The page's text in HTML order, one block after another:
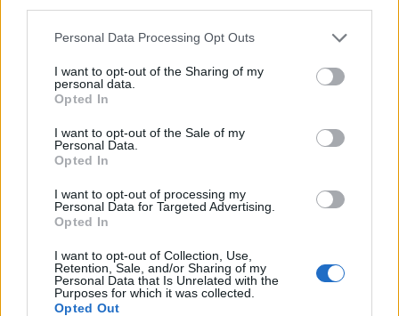
Please note that this website/app uses one or more Google
not limited to your visit or usage behaviour. You may click to
grant or deny consent to Google and its third-party tags to
use your data for below specified purposes in below Google
consent section.
Personal Data Processing Opt Outs
I want to opt-out of the Sharing of my
personal data.
Opted In
I want to opt-out of the Sale of my
Personal Data.
Opted In
I want to opt-out of processing my
Personal Data for Targeted Advertising.
Opted In
I want to opt-out of Collection, Use,
Retention, Sale, and/or Sharing of my
Personal Data that Is Unrelated with the
Purposes for which it was collected.
Opted Out
fesztiválról, így egyre több látogatónk van, tavaly
pedig elértük a harmincezres látogatószámot és
bízom benne, hogy ezt idén meghaladjuk?.